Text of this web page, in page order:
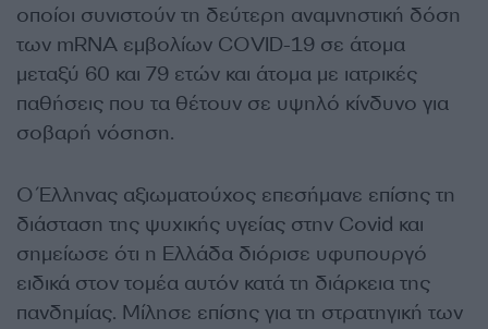
οποίοι συνιστούν τη δεύτερη αναμνηστική δόση
των mRNA εμβολίων COVID-19 σε άτομα
μεταξύ 60 και 79 ετών και άτομα με ιατρικές
παθήσεις που τα θέτουν σε υψηλό κίνδυνο για
σοβαρή νόσηση.
Ο Έλληνας αξιωματούχος επεσήμανε επίσης τη
διάσταση της ψυχικής υγείας στην Covid και
σημείωσε ότι η Ελλάδα διόρισε υφυπουργό
ειδικά στον τομέα αυτόν κατά τη διάρκεια της
πανδημίας. Μίλησε επίσης για τη στρατηγική των